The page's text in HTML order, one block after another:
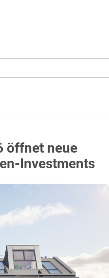
öffnet neue
Investments